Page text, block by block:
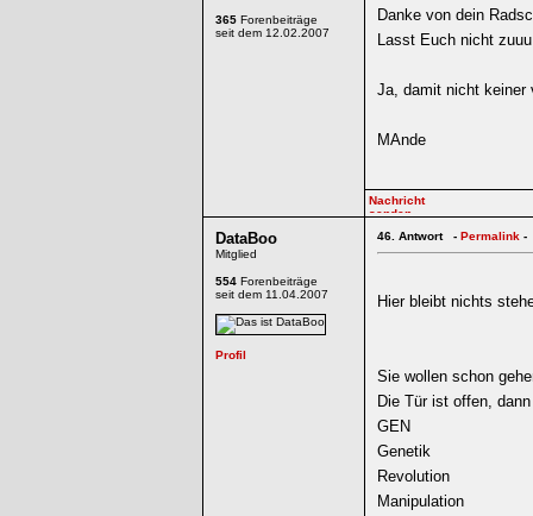
365 Forenbeiträge
seit dem 12.02.2007
Danke von dein
Lasst Euch nicht
Ja, damit nicht keiner
MAnde
DataBoo
Mitglied
554 Forenbeiträge
seit dem 11.04.2007
46. Antwort - Permalink -
Hier bleibt nichts
Sie wollen schon
Die Tür ist offen,
GEN
Genetik
Revolution
Manipulation